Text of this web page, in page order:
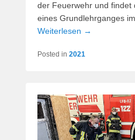
der Feuerwehr und findet
eines Grundlehrganges
Weiterlesen →
Posted in 2021